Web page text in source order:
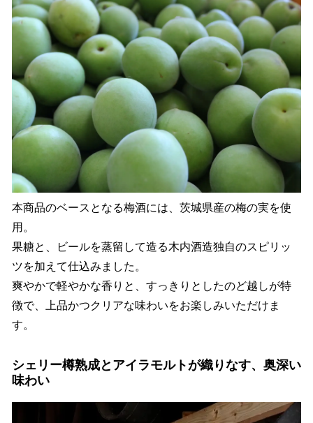
本商品のベースとなる梅酒には、茨城県産の梅の実を使
用。
果糖と、ビールを蒸留して造る木内酒造独自のスピリッ
ツを加えて仕込みました。
爽やかで軽やかな香りと、すっきりとしたのど越しが特
徴で、上品かつクリアな味わいをお楽しみいただけま
す。
シェリー樽熟成とアイラモルトが織りなす、奥深い
味わい